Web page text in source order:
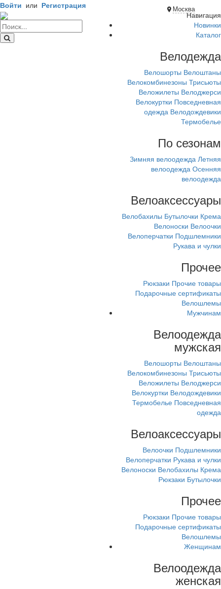
Москва
Войти или Регистрация
Навигация
Новинки
Каталог
Велодежда
Велошорты Велоштаны
Велокомбинезоны Трисьюты
Веложилеты Велоджерси
Велокуртки Повседневная
одежда Велодождевики
Термобелье
По сезонам
Зимняя велоодежда Летняя
велоодежда Осенняя
велоодежда
Велоаксессуары
Велобахилы Бутылочки Крема
Велоноски Велоочки
Велоперчатки Подшлемники
Рукава и чулки
Прочее
Рюкзаки Прочие товары
Подарочные сертификаты
Велошлемы
Мужчинам
Велоодежда
мужская
Велошорты Велоштаны
Велокомбинезоны Трисьюты
Веложилеты Велоджерси
Велокуртки Велодождевики
Термобелье Повседневная
одежда
Велоаксессуары
Велоочки Подшлемники
Велоперчатки Рукава и чулки
Велоноски Велобахилы Крема
Рюкзаки Бутылочки
Прочее
Рюкзаки Прочие товары
Подарочные сертификаты
Велошлемы
Женщинам
Велоодежда
женская